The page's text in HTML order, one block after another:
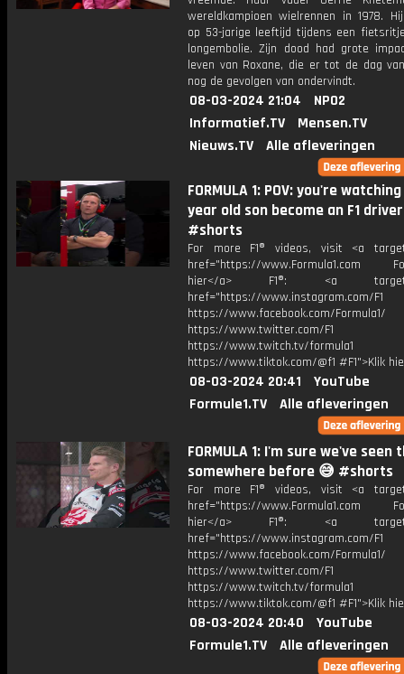
wereldkampioen wielrennen in 1978.
op 53-jarige leeftijd tijdens een
longembolie. Zijn dood had grote
leven van Roxane, die er tot de dag
nog de gevolgen van ondervindt.
08-03-2024 21:04
NPO2
Informatief.TV
Mensen.TV
Nieuws.TV
Alle afleveringen
FORMULA 1: POV: you're
year old son become an F1
#shorts
For more F1® videos, visit <a
href="https://www.Formula1.com
hier</a> F1®: <a
href="https://www.instagram.com/F1
https://www.facebook.com/Formula1/
https://www.twitter.com/F1
https://www.twitch.tv/formula1
https://www.tiktok.com/@f1 #F1">Klik
08-03-2024 20:41
YouTube
Formule1.TV
Alle afleveringen
FORMULA 1: I'm sure we've seen
somewhere before 😅 #shorts
For more F1® videos, visit <a
href="https://www.Formula1.com
hier</a> F1®: <a
href="https://www.instagram.com/F1
https://www.facebook.com/Formula1/
https://www.twitter.com/F1
https://www.twitch.tv/formula1
https://www.tiktok.com/@f1 #F1">Klik
08-03-2024 20:40
YouTube
Formule1.TV
Alle afleveringen